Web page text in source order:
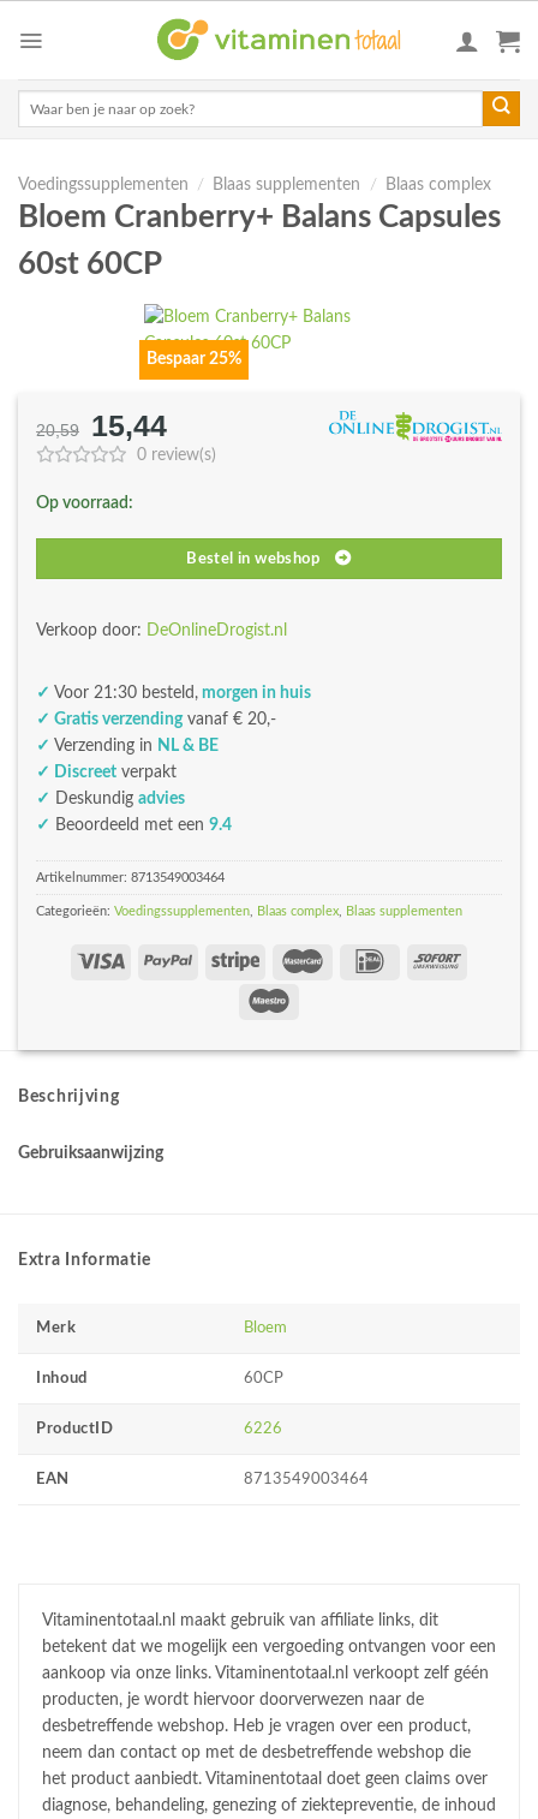
Voedingssupplementen / Blaas supplementen / Blaas complex
Bloem Cranberry+ Balans Capsules
60st 60CP
Bespaar 25%
20,59
Oorspronkelijke
prijs
€20,59.
15,44Huidige
prijs
0 review(s)
Op voorraad:
Bestel in webshop
Verkoop door: DeOnlineDrogist.nl
✓ Voor 21:30 besteld, morgen in huis
✓ Gratis verzendingvanaf € 20,-
✓ Verzending in NL & BE
✓ Discreet verpakt
✓
Deskundig advies
✓ Beoordeeld met een 9.4
Artikelnummer: 8713549003464
Categorieën: Voedingssupplementen Blaas complex Blaas supplementen
Beschrijving
Gebruiksaanwijzing
Extra Informatie
Merk Bloem
Inhoud 60CP
ProductID 6226
EAN 8713549003464
Vitaminentotaal.nl maakt gebruik van affiliate links, dit
betekent dat we mogelijk een vergoeding ontvangen voor een
aankoop via onze links. Vitaminentotaal.nl verkoopt zelf géén
producten, je wordt hiervoor doorverwezen naar de
desbetreffende webshop. Heb je vragen over een product,
neem dan contact op met de desbetreffende webshop die
het product aanbiedt. Vitaminentotaal doet geen claims over
diagnose, behandeling, genezing of ziektepreventie, de inhoud